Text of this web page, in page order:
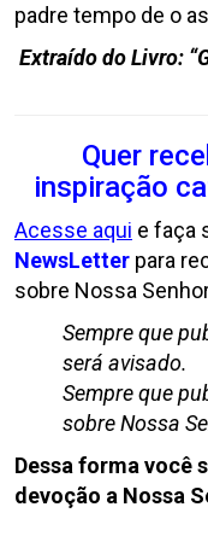
padre tempo de o
Extraído do Livro:
Quer
inspiração
Acesse aqui e faça
NewsLetter para
sobre Nossa
Sempre que
será avisado.
Sempre que
sobre Nossa
Dessa forma você
devoção a Nossa